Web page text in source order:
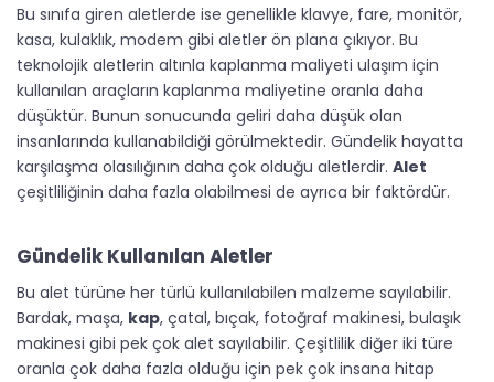
Bu sınıfa giren aletlerde ise genellikle klavye, fare, monitör,
kasa, kulaklık, modem gibi aletler ön plana çıkıyor. Bu
teknolojik aletlerin altınla kaplanma maliyeti ulaşım için
kullanılan araçların kaplanma maliyetine oranla daha
düşüktür. Bunun sonucunda geliri daha düşük olan
insanlarında kullanabildiği görülmektedir. Gündelik hayatta
karşılaşma olasılığının daha çok olduğu aletlerdir. Alet
çeşitliliğinin daha fazla olabilmesi de ayrıca bir faktördür.
Gündelik Kullanılan Aletler
Bu alet türüne her türlü kullanılabilen malzeme sayılabilir.
Bardak, maşa, kap, çatal, bıçak, fotoğraf makinesi, bulaşık
makinesi gibi pek çok alet sayılabilir. Çeşitlilik diğer iki türe
oranla çok daha fazla olduğu için pek çok insana hitap